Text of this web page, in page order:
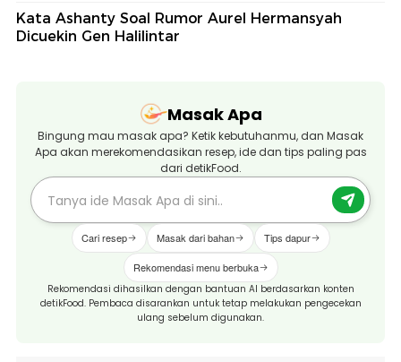
Kata Ashanty Soal Rumor Aurel Hermansyah
Dicuekin Gen Halilintar
Masak Apa
Bingung mau masak apa? Ketik kebutuhanmu, dan Masak
Apa akan merekomendasikan resep, ide dan tips paling pas
dari detikFood.
Cari resep Masak dari bahan Tips dapur
Rekomendasi menu berbuka
Rekomendasi dihasilkan dengan bantuan AI berdasarkan konten
detikFood. Pembaca disarankan untuk tetap melakukan pengecekan
ulang sebelum digunakan.